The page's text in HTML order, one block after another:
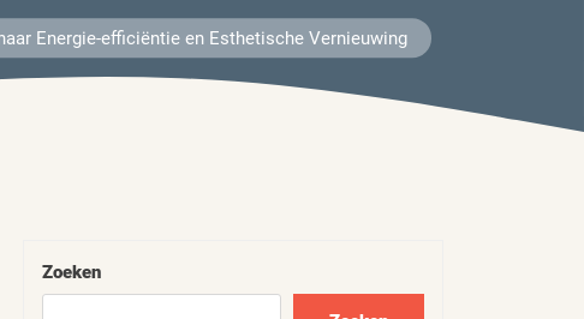
Energie-efficiëntie en Esthetische Vernieuwing
Zoeken